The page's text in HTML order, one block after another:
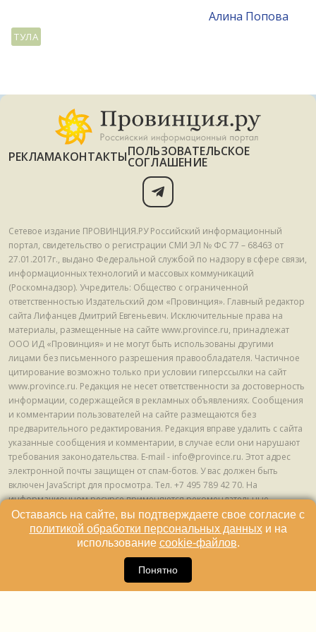
Алина Попова
ТУЛА
РЕКЛАМАКОНТАКТЫПОЛЬЗОВАТЕЛЬСКОЕ
СОГЛАШЕНИЕ
Сетевое издание ПРОВИНЦИЯ.РУ Российский информационный
портал, свидетельство о регистрации СМИ ЭЛ № ФС 77 – 68463 от
27.01.2017г., выдано Федеральной службой по надзору в сфере связи,
информационных технологий и массовых коммуникаций
(Роскомнадзор). Учредитель: Общество с ограниченной
ответственностью Издательский дом «Провинция». Главный редактор
сайта Лифанцев Дмитрий Евгеньевич. Исключительные права на
материалы, размещенные на сайте www.province.ru, принадлежат
ООО ИД «Провинция» и не могут быть использованы другими
лицами без письменного разрешения правообладателя. Частичное
цитирование возможно только при условии гиперссылки на сайт
www.province.ru. Редакция не несет ответственности за достоверность
информации, содержащейся в рекламных объявлениях. Сообщения
и комментарии пользователей на сайте размещаются без
предварительного редактирования. Редакция вправе удалить с сайта
указанные сообщения и комментарии, в случае если они нарушают
требования законодательства. E-mail - info@province.ru. Этот адрес
электронной почты защищен от спам-ботов. У вас должен быть
включен JavaScript для просмотра. Tел. +7 495 789 42 70. На
информационном ресурсе применяются рекомендательные
технологии (информационные технологии предоставления
информации на основе сбора, систематизации и анализа сведений,
относящихся к предпочтениям пользователей сети "Интернет",
находящихся на территории Российской Федерации) © ООО ИД
Оставаясь на сайте, вы подтверждаете свое согласие с
политикой обработки персональных данныхи на
использование cookie-файлов.
Понятно